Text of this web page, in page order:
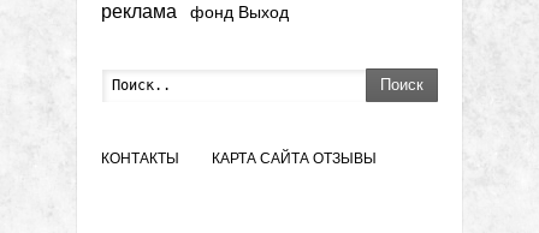
реклама
фонд Выход
Поиск
КОНТАКТЫ КАРТА САЙТА ОТЗЫВЫ